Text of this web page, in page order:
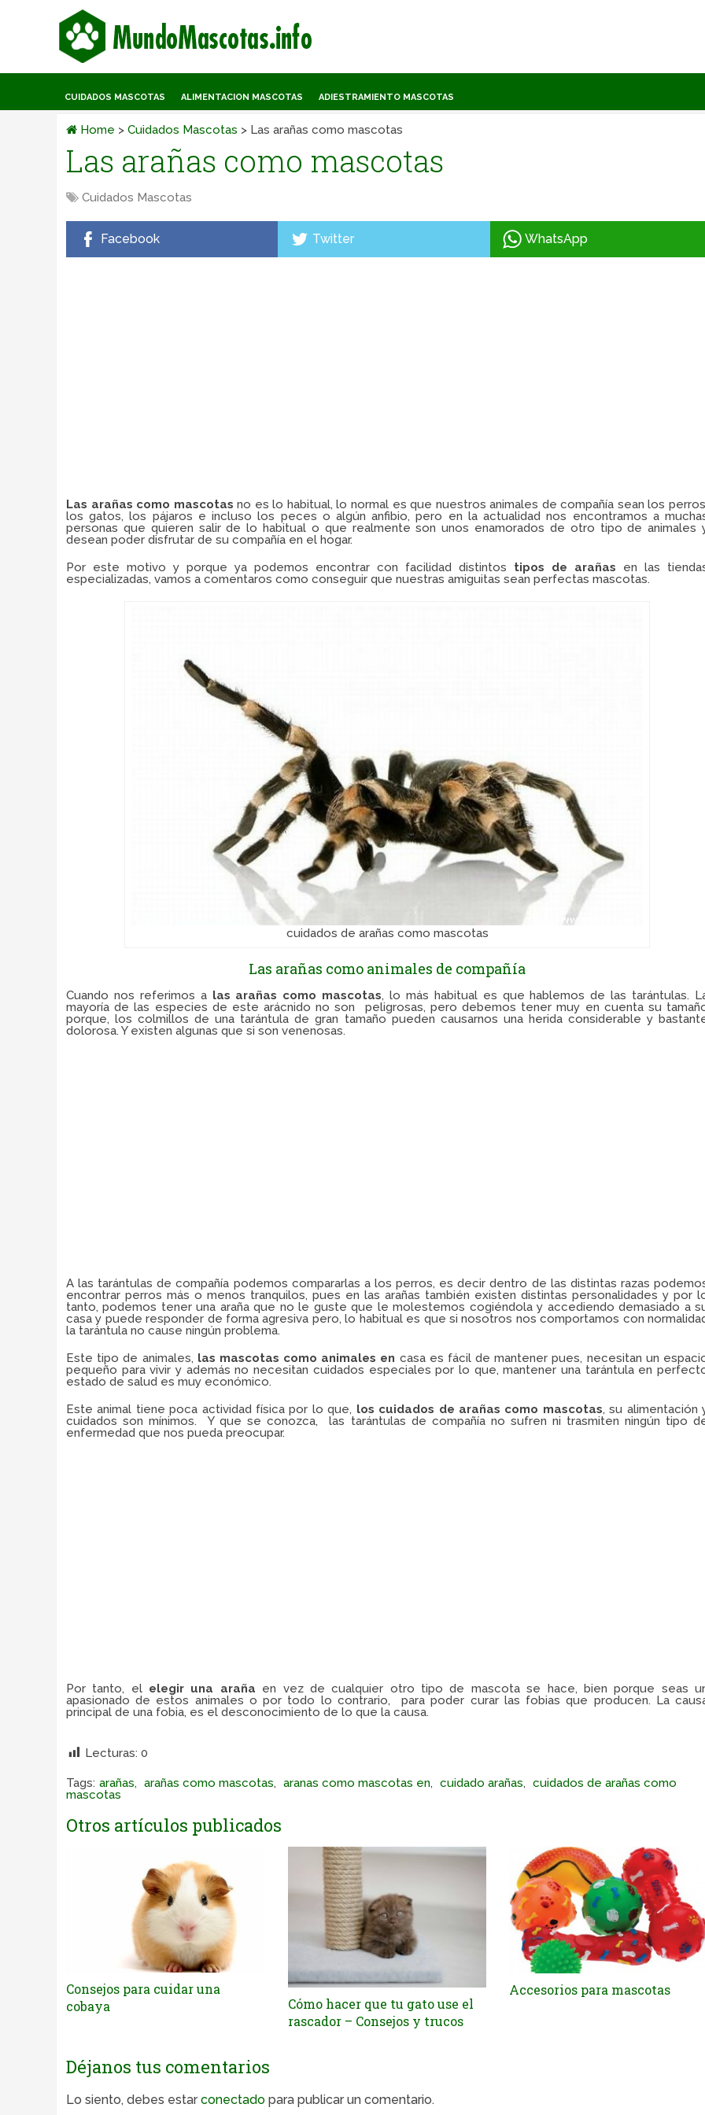
CUIDADOS MASCOTAS ALIMENTACION MASCOTAS ADIESTRAMIENTO MASCOTAS
Home > Cuidados Mascotas > Las arañas como mascotas
Las arañas como mascotas
Cuidados Mascotas
Facebook Twitter WhatsApp
Las arañas como mascotas no es lo habitual, lo normal es que nuestros animales de compañía sean los
los gatos, los pájaros e incluso los peces o algún anfibio, pero en la actualidad nos encontramos a
personas que quieren salir de lo habitual o que realmente son unos enamorados de otro tipo de animales
desean poder disfrutar de su compañía en el hogar.
Por este motivo y porque ya podemos encontrar con facilidad distintos tipos de arañas en las
especializadas, vamos a comentaros como conseguir que nuestras amiguitas sean perfectas mascotas.
cuidados de arañas como mascotas
Las arañas como animales de compañía
Cuando nos referimos a las arañas como mascotas, lo más habitual es que hablemos de las tarántulas.
mayoría de las especies de este arácnido no son peligrosas, pero debemos tener muy en cuenta su
porque, los colmillos de una tarántula de gran tamaño pueden causarnos una herida considerable y
dolorosa. Y existen algunas que si son venenosas.
A las tarántulas de compañía podemos compararlas a los perros, es decir dentro de las distintas razas
encontrar perros más o menos tranquilos, pues en las arañas también existen distintas personalidades y por
tanto, podemos tener una araña que no le guste que le molestemos cogiéndola y accediendo demasiado a
casa y puede responder de forma agresiva pero, lo habitual es que si nosotros nos comportamos con
la tarántula no cause ningún problema.
Este tipo de animales, las mascotas como animales en casa es fácil de mantener pues, necesitan un
pequeño para vivir y además no necesitan cuidados especiales por lo que, mantener una tarántula en
estado de salud es muy económico.
Este animal tiene poca actividad física por lo que, los cuidados de arañas como mascotas, su alimentación
cuidados son mínimos. Y que se conozca, las tarántulas de compañía no sufren ni trasmiten ningún tipo
enfermedad que nos pueda preocupar.
Por tanto, el elegir una araña en vez de cualquier otro tipo de mascota se hace, bien porque seas
apasionado de estos animales o por todo lo contrario, para poder curar las fobias que producen. La
principal de una fobia, es el desconocimiento de lo que la causa.
Lecturas: 0
Tags: arañas, arañas como mascotas, aranas como mascotas en, cuidado arañas, cuidados de arañas como
mascotas
Otros artículos publicados
Consejos para cuidar una
cobaya
Cómo hacer que tu gato use el
rascador – Consejos y trucos
Accesorios para mascotas
Déjanos tus comentarios
Lo siento, debes estar conectado para publicar un comentario.